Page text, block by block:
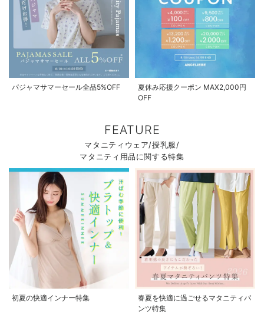
お気に入り商品を確認する
パジャマサマーセール全品5%OFF
夏休み応援クーポン MAX2,000円
OFF
FEATURE
マタニティウェア/授乳服/
マタニティ用品に関する特集
初夏の快適インナー特集
春夏を快適に過ごせるマタニティパ
ンツ特集